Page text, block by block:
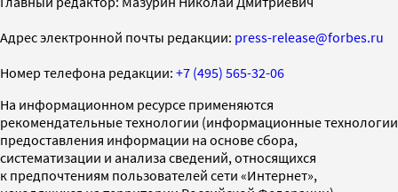
Адрес электронной почты редакции: press-release@forbes.ru
Номер телефона редакции: +7 (495) 565-32-06
На информационном ресурсе применяются
рекомендательные технологии (информационные технологии
предоставления информации на основе сбора,
систематизации и анализа сведений, относящихся
к предпочтениям пользователей сети «Интернет»,